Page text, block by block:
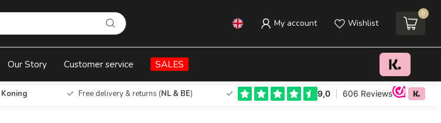
My account Wishlist
0
Our Story Customer service SALES
Koning Free delivery & returns (NL & BE)